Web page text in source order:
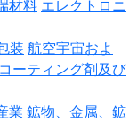
材料 エレクトロニ
装 航空宇宙およ
ーティング剤及び
業 鉱物、金属、鉱